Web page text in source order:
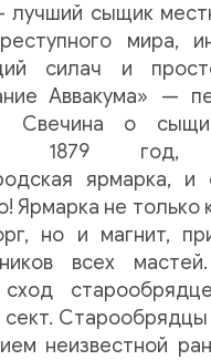
сыщик
мира,
силач и
Аввакума» —
Свечина о
1879 год,
ярмарка,
Ярмарка не только
но и магнит,
всех
сект.
неизвестной